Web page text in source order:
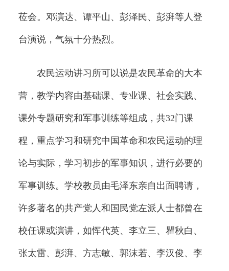
莅会。邓演达、谭平山、彭泽民、彭湃等人登
台演说，气氛十分热烈。
农民运动讲习所可以说是农民革命的大本
营，教学内容由基础课、专业课、社会实践、
课外专题研究和军事训练等组成，共32门课
程，重点学习和研究中国革命和农民运动的理
论与实际，学习初步的军事知识，进行必要的
军事训练。学校教员由毛泽东亲自出面聘请，
许多著名的共产党人和国民党左派人士都曾在
校任课或演讲，如恽代英、李立三、瞿秋白、
张太雷、彭湃、方志敏、郭沫若、李汉俊、李